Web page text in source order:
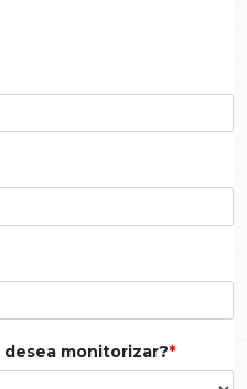
monitorizar?